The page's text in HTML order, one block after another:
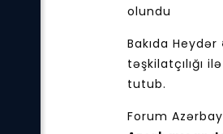
olundu
Bakıda
təşkilatçılığı
tutub.
Forum